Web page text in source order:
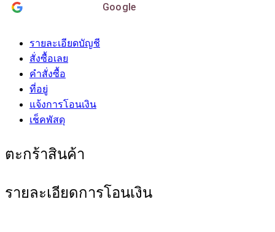
Google
รายละเอียดบัญชี
สั่งซื้อเลย
คำสั่งซื้อ
ที่อยู่
แจ้งการโอนเงิน
เช็คพัสดุ
ตะกร้าสินค้า
รายละเอียดการโอนเงิน